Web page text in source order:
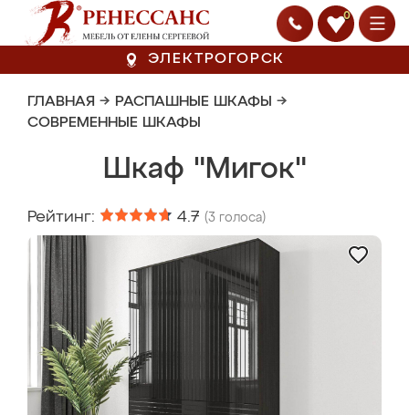
0
ЭЛЕКТРОГОРСК
ГЛАВНАЯ → РАСПАШНЫЕ ШКАФЫ →
СОВРЕМЕННЫЕ ШКАФЫ
Шкаф "Мигок"
Рейтинг: 4.7 (3 голоса)